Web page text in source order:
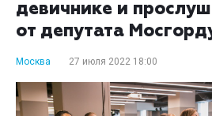
девичнике и
от депутата
Москва 27 июля 2022 18:00